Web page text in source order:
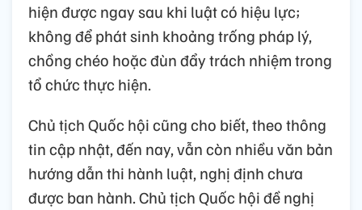
hiện được ngay sau khi luật có hiệu lực;
không để phát sinh khoảng trống pháp lý,
chồng chéo hoặc đùn đẩy trách nhiệm trong
tổ chức thực hiện.
Chủ tịch Quốc hội cũng cho biết, theo thông
tin cập nhật, đến nay, vẫn còn nhiều văn bản
hướng dẫn thi hành luật, nghị định chưa
được ban hành. Chủ tịch Quốc hội đề nghị